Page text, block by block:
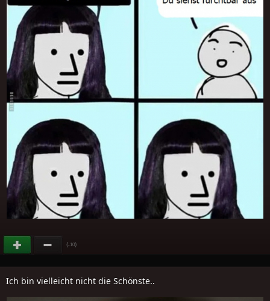
(-10)
Ich bin vielleicht nicht die Schönste..